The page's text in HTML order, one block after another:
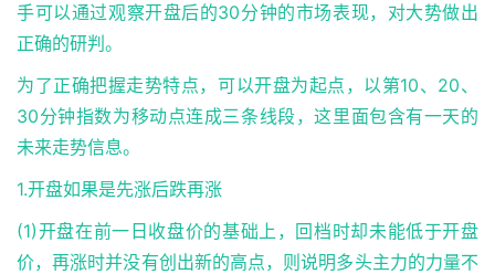
手可以通过观察开盘后的30分钟的市场表现，对大势做出
正确的研判。
为了正确把握走势特点，可以开盘为起点，以第10、20、
30分钟指数为移动点连成三条线段，这里面包含有一天的
未来走势信息。
1.开盘如果是先涨后跌再涨
(1)开盘在前一日收盘价的基础上，回档时却未能低于开盘
价，再涨时并没有创出新的高点，则说明多头主力的力量不